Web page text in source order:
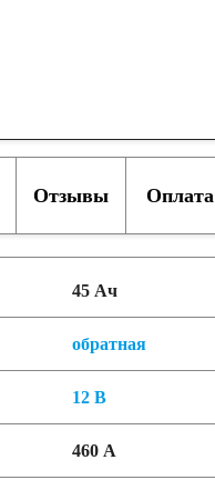
Отзывы Оплата
45 Ач
обратная
12 В
460 А